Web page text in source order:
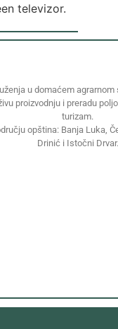
televizor.
u domaćem
proizvodnju i preradu
turizam.
opština: Banja Luka,
Drinić i Istočni Drvar.